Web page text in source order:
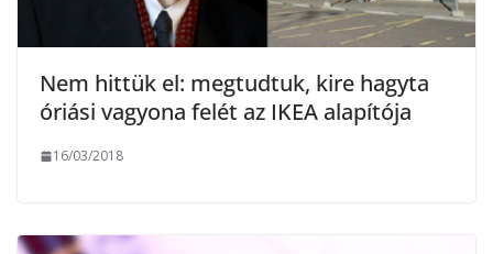
Nem hittük el: megtudtuk, kire hagyta
óriási vagyona felét az IKEA alapítója
16/03/2018